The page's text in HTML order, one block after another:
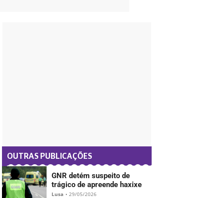
OUTRAS PUBLICAÇÕES
GNR detém suspeito de
trágico de apreende haxixe
Lusa • 29/05/2026